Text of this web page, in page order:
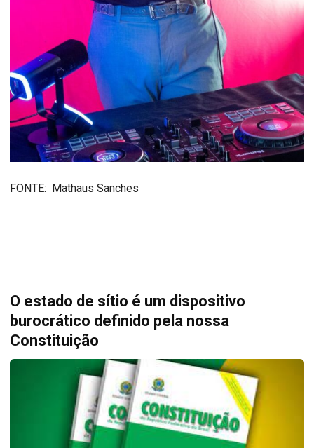
FONTE: Mathaus Sanches
O estado de sítio é um dispositivo
burocrático definido pela nossa
Constituição